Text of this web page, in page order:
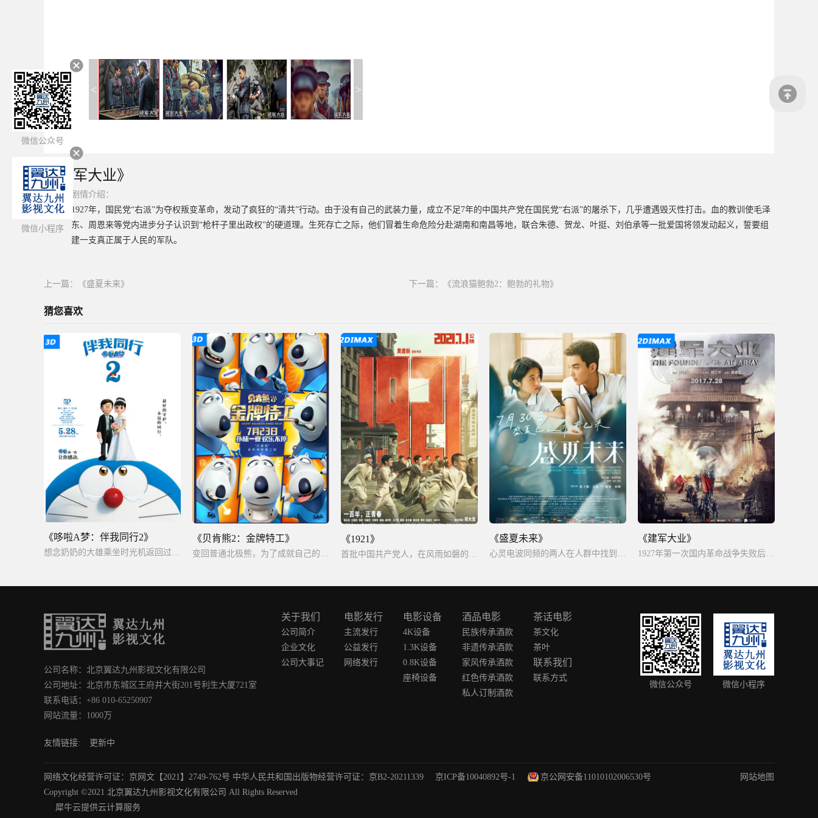
< >
《建军大业》
简介：
剧情介绍：
1927年，国民党“右派”为夺权叛变革命，发动了疯狂的“清共”行动。由于没有自己的武装力量，成立不足7年的中国共产党在国民党“右派”的屠杀下，几乎遭遇毁灭性打击。血的教训使毛泽
东、周恩来等党内进步分子认识到“枪杆子里出政权”的硬道理。生死存亡之际，他们冒着生命危险分赴湖南和南昌等地，联合朱德、贺龙、叶挺、刘伯承等一批爱国将领发动起义，誓要组
建一支真正属于人民的军队。
上一篇： 《盛夏未来》 下一篇： 《流浪猫鲍勃2：鲍勃的礼物》
猜您喜欢
《哆啦A梦：伴我同行2》
想念奶奶的大雄乘坐时光机返回过去与奶奶相见，因为奶奶想看到自己的新娘，便跑去找静香求婚。
《贝肯熊2：金牌特工》
变回普通北极熊，为了成就自己的特工梦。
《1921》
首批中国共产党人，在风雨如磐的日子中担起了救亡图存重任，让中国革命前途焕然一新。
《盛夏未来》 《建军大业》
微信公众号
微信小程序
公司名称：北京翼达九州影视文化有限公司
公司地址：北京市东城区王府井大街201号利生大厦721室
联系电话：+86 010-65250907
网站流量：1000万
关于我们
公司简介
企业文化
公司大事记
电影发行
主流发行
公益发行
网络发行
电影设备
4K设备
1.3K设备
0.8K设备
座椅设备
酒品电影
民族传承酒款
非遗传承酒款
家风传承酒款
红色传承酒款
私人订制酒款
茶话电影
茶文化
茶叶
联系我们
联系方式
微信公众号 微信小程序
友情链接: 更新中
网络文化经营许可证：京网文【2021】2749-762号 中华人民共和国出版物经营许可证：京B2-20211339 京ICP备10040892号-1 京公网安备11010102006530号
网站地图
Copyright ©2021 北京翼达九州影视文化有限公司 All Rights Reserved
犀牛云提供云计算服务